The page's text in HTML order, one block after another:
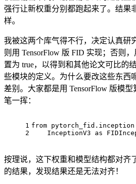
强行让新权重分别都跑起来了。结果
样。
我被这两个库气得不行，决定认真研
则用 TensorFlow 版 FID 实现；否则
置为 true，以得到和其他论文可比的
些模块的定义。为什么要改这些东西
差别。大家都是用 TensorFlow 版模
笔一挥：
1
2
from pytorch_fid.inception
    InceptionV3
as
按理说，这下权重和模型结构都对齐
的结果，发现结果还是无法对齐！